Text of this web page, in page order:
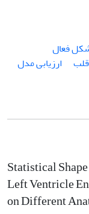
فعال
ارزیابی مدل
Statistical
Left Ventricle
on Different